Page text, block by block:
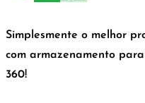
Simplesmente o melhor
com armazenamento
360!